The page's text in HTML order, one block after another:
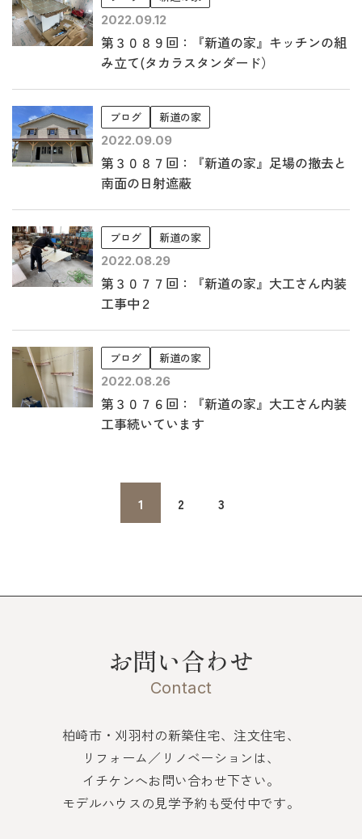
2022.09.12
第３０８９回：『新道の家』キッチンの組
み立て(タカラスタンダード）
ブログ
新道の家
2022.09.09
第３０８７回：『新道の家』足場の撤去と
南面の日射遮蔽
ブログ
新道の家
2022.08.29
第３０７７回：『新道の家』大工さん内装
工事中２
ブログ
新道の家
2022.08.26
第３０７６回：『新道の家』大工さん内装
工事続いています
1 2 3
お問い合わせ
Contact
柏崎市・刈羽村の新築住宅、注文住宅、
リフォーム／リノベーションは、
イチケンへお問い合わせ下さい。
モデルハウスの見学予約も受付中です。